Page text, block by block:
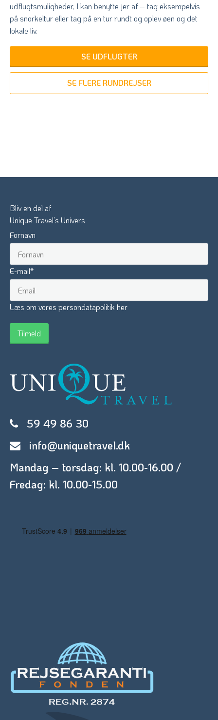
udflugtsmuligheder, I kan benytte jer af – tag eksempelvis
på snorkeltur eller tag på en tur rundt og oplev øen og det
lokale liv.
SE UDFLUGTER
SE FLERE RUNDREJSER
Bliv en del af
Unique Travel’s Univers
Fornavn
E-mail*
Læs om vores persondatapolitik her
59 49 86 30
info@uniquetravel.dk
Mandag – torsdag: kl. 10.00-16.00 /
Fredag: kl. 10.00-15.00